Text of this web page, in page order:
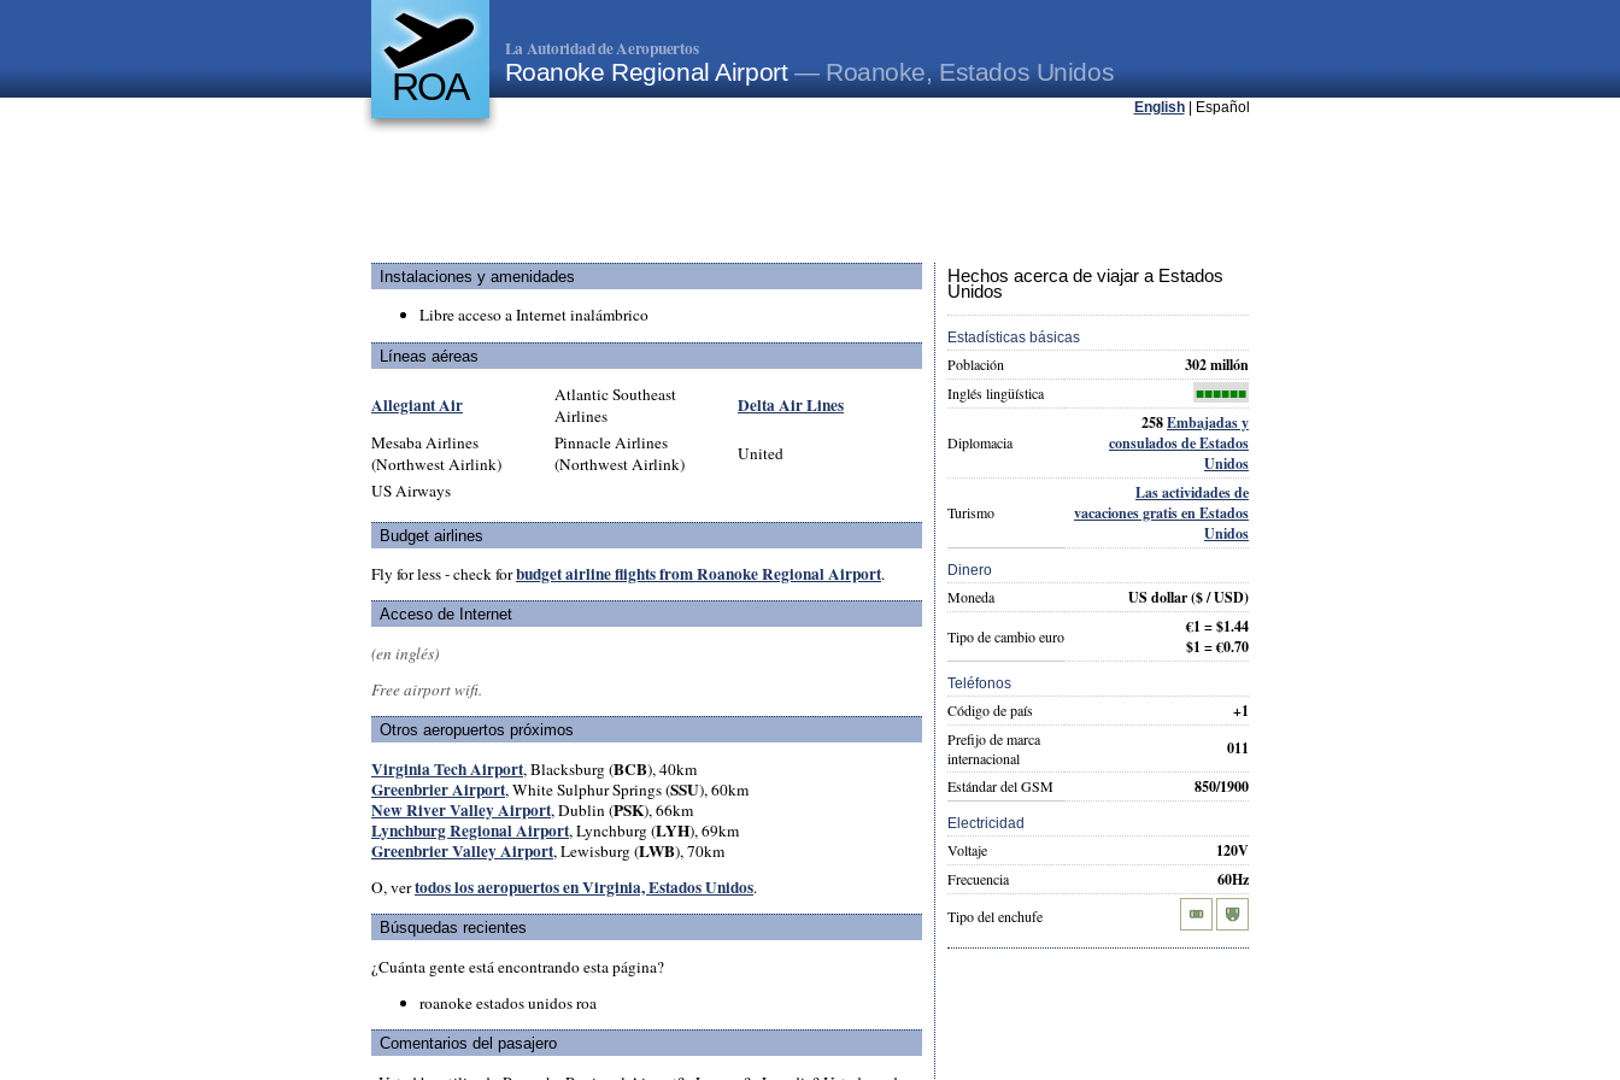
ROA
La Autoridad de Aeropuertos
Roanoke Regional Airport— Roanoke, Estados Unidos
English| Español
Instalaciones y amenidades
Libre acceso a Internet inalámbrico
Líneas aéreas
Allegiant Air
Atlantic Southeast
Airlines
Delta Air Lines
Mesaba Airlines
(Northwest Airlink)
Pinnacle Airlines
(Northwest Airlink)
United
US Airways
Budget airlines
Fly for less - check forbudget airline flights from Roanoke Regional Airport.
Acceso de Internet
(en inglés)
Free airport wifi.
Otros aeropuertos próximos
Virginia Tech Airport, Blacksburg (BCB), 40km
Greenbrier Airport, White Sulphur Springs (SSU), 60km
New River Valley Airport, Dublin (PSK), 66km
Lynchburg Regional Airport, Lynchburg (LYH), 69km
Greenbrier Valley Airport, Lewisburg (LWB), 70km
O, vertodos los aeropuertos en Virginia, Estados Unidos.
Búsquedas recientes
¿Cuánta gente está encontrando esta página?
roanoke estados unidos roa
Comentarios del pasajero
Hechos acerca de viajar a Estados
Unidos
Estadísticas básicas
Población 302 millón
Inglés lingüística ■■■■■■
Diplomacia
258Embajadas y
consulados de Estados
Unidos
Turismo
Las actividades de
vacaciones gratis en Estados
Unidos
Dinero
Moneda US dollar($ / USD)
Tipo de cambio euro
€1 = $1.44
$1 = €0.70
Teléfonos
Código de país +1
Prefijo de marca
internacional
011
Estándar del GSM 850/1900
Electricidad
Voltaje 120V
Frecuencia 60Hz
Tipo del enchufe